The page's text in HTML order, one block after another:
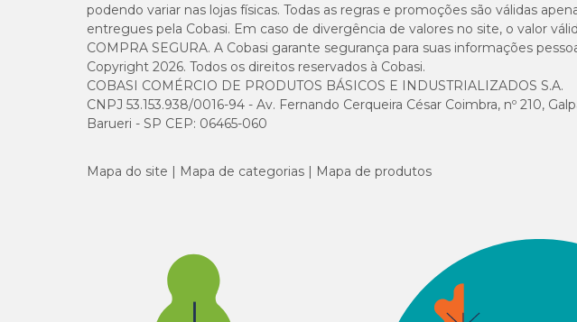
Vitamina B7
Vitamina B9
Vitamina B12
Colina
podendo variar nas lojas físicas. Todas as regras e promoções são válidas
entregues pela Cobasi. Em caso de divergência de valores no site, o valor
COMPRA SEGURA. A Cobasi garante segurança para suas informações
Copyright 2026. Todos os direitos reservados à Cobasi.
COBASI COMÉRCIO DE PRODUTOS BÁSICOS E INDUSTRIALIZADOS S.A.
CNPJ 53.153.938/0016-94 - Av. Fernando Cerqueira César Coimbra, nº 210,
Barueri - SP CEP: 06465-060
Mapa do site Mapa de categorias Mapa de produtos